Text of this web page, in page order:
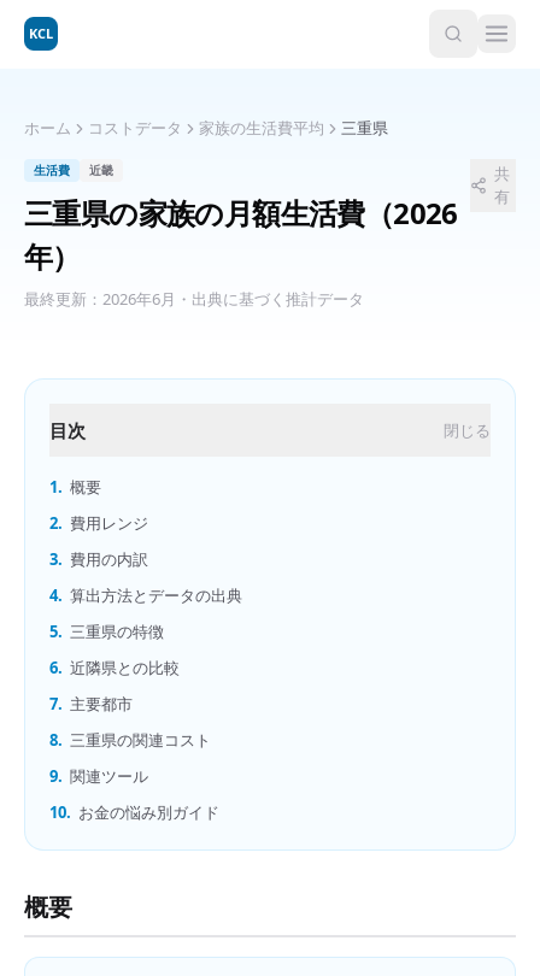
KCL
ホーム コストデータ 家族の生活費平均 三重県
生活費 近畿
三重県の家族の月額生活費（2026
年）
最終更新： 2026年6月 ・出典に基づく推計データ
共
有
目次 閉じる
1. 概要
2. 費用レンジ
3. 費用の内訳
4. 算出方法とデータの出典
5. 三重県の特徴
6. 近隣県との比較
7. 主要都市
8. 三重県の関連コスト
9. 関連ツール
10. お金の悩み別ガイド
概要